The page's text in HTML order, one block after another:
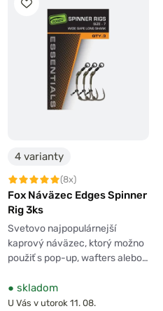
4 varianty
(8x)
Fox Náväzec Edges Spinner
Rig 3ks
Svetovo najpopulárnejší
kaprový náväzec, ktorý možno
použiť s pop-up, wafters alebo…
● skladom
U Vás v utorok 11. 08.